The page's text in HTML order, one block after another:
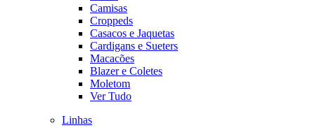
Camisas
Croppeds
Casacos e Jaquetas
Cardigans e Sueters
Macacões
Blazer e Coletes
Moletom
Ver Tudo
Linhas